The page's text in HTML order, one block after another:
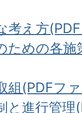
考え方
ための各
組(PDFフ
と進行管理